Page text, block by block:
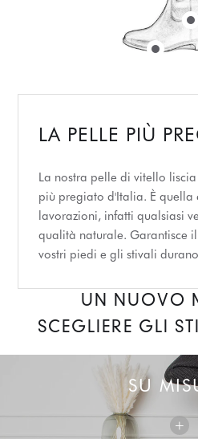
LA PELLE PIÙ
La nostra pelle di vitello
più pregiato d'Italia. È quella
lavorazioni, infatti qualsiasi
qualità naturale. Garantisce
vostri piedi e gli stivali
UN NUOVO
SCEGLIERE GLI
SU
+